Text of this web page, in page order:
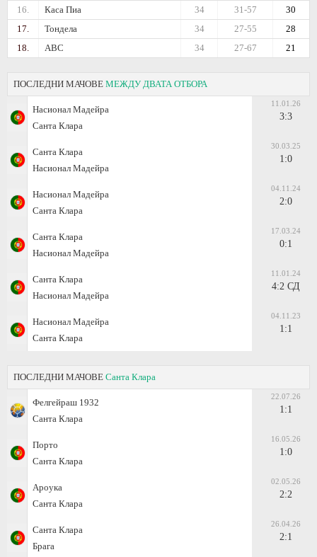
16. Каса Пиа 30
31-57
34
17.
Тондела 28
27-55
34
18.
АВС 21
27-67
34
ПОСЛЕДНИ МАЧОВЕ МЕЖДУ ДВАТА ОТБОРА
Насионал Мадейра
Санта Клара
11.01.26
3:3
Санта Клара
Насионал Мадейра
30.03.25
1:0
Насионал Мадейра
Санта Клара
04.11.24
2:0
Санта Клара
Насионал Мадейра
17.03.24
0:1
Санта Клара
Насионал Мадейра
11.01.24
4:2 СД
Насионал Мадейра
Санта Клара
04.11.23
1:1
ПОСЛЕДНИ МАЧОВЕ Санта Клара
Фелгейраш 1932
Санта Клара
22.07.26
1:1
Порто
Санта Клара
16.05.26
1:0
Арoука
Санта Клара
02.05.26
2:2
Санта Клара
Брага
26.04.26
2:1